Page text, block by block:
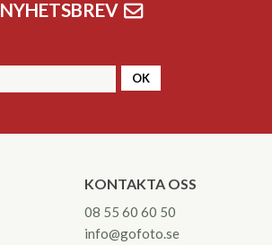
NYHETSBREV
OK
KONTAKTA OSS
08 55 60 60 50
info@gofoto.se